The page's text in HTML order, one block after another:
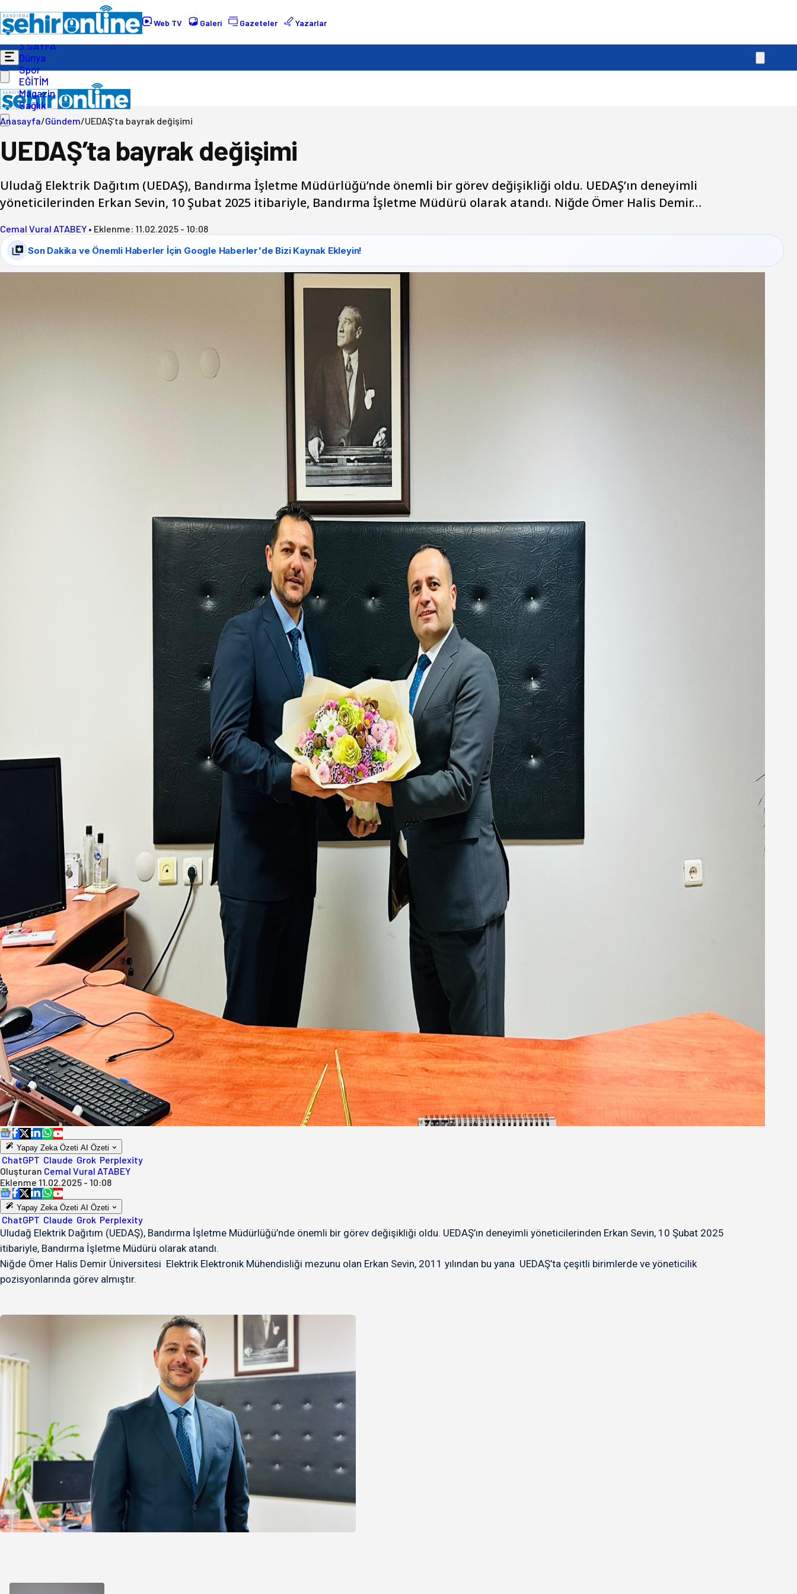
Web TV Galeri Gazeteler Yazarlar
Gündem
Ekonomi
Politika
3.SAYFA
Dünya
Spor
EĞİTİM
Magazin
Sağlık
Anasayfa/Gündem/UEDAŞ’ta bayrak değişimi
UEDAŞ’ta bayrak değişimi
Uludağ Elektrik Dağıtım (UEDAŞ), Bandırma İşletme Müdürlüğü’nde önemli bir görev değişikliği oldu. UEDAŞ’ın deneyimli
yöneticilerinden Erkan Sevin, 10 Şubat 2025 itibariyle, Bandırma İşletme Müdürü olarak atandı. Niğde Ömer Halis Demir…
Cemal Vural ATABEY • Eklenme: 11.02.2025 - 10:08
Son Dakika ve Önemli Haberler İçin Google Haberler'de Bizi Kaynak Ekleyin!
Yapay Zeka Özeti AI Özeti
ChatGPT Claude Grok Perplexity
Oluşturan Cemal Vural ATABEY
Eklenme 11.02.2025 - 10:08
Yapay Zeka Özeti AI Özeti
ChatGPT Claude Grok Perplexity
Uludağ Elektrik Dağıtım (UEDAŞ), Bandırma İşletme Müdürlüğü’nde önemli bir görev değişikliği oldu. UEDAŞ’ın deneyimli yöneticilerinden Erkan Sevin, 10 Şubat 2025
itibariyle, Bandırma İşletme Müdürü olarak atandı.
Niğde Ömer Halis Demir Üniversitesi Elektrik Elektronik Mühendisliği mezunu olan Erkan Sevin, 2011 yılından bu yana UEDAŞ’ta çeşitli birimlerde ve yöneticilik
pozisyonlarında görev almıştır.